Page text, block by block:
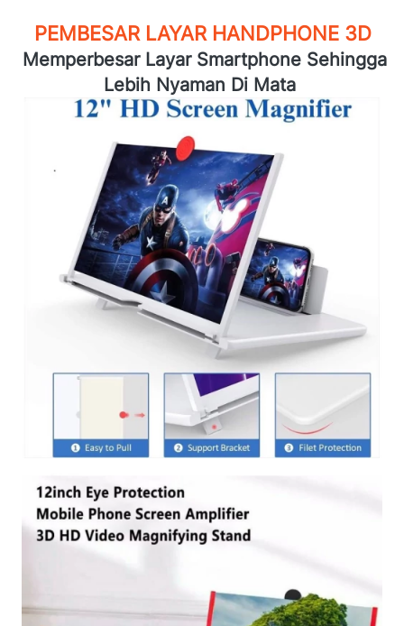
PEMBESAR LAYAR HANDPHONE 3D
Memperbesar Layar Smartphone Sehingga
Lebih Nyaman Di Mata